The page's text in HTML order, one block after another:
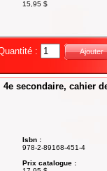
15,95 $
: Ajouter
secondaire, cahier
Isbn :
978-2-89168-451-4
Prix catalogue :